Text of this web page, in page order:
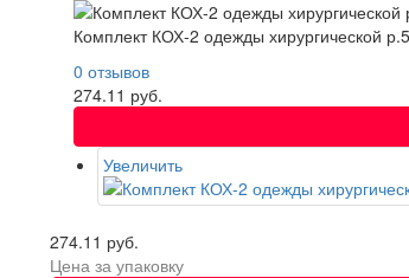
Комплект КОХ-2 одежды хирургической
0 отзывов
274.11 руб.
Увеличить
274.11 руб.
Цена за упаковку